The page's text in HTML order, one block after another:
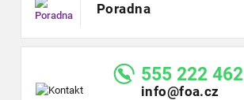
Poradna
555 222 462
info@foa.cz